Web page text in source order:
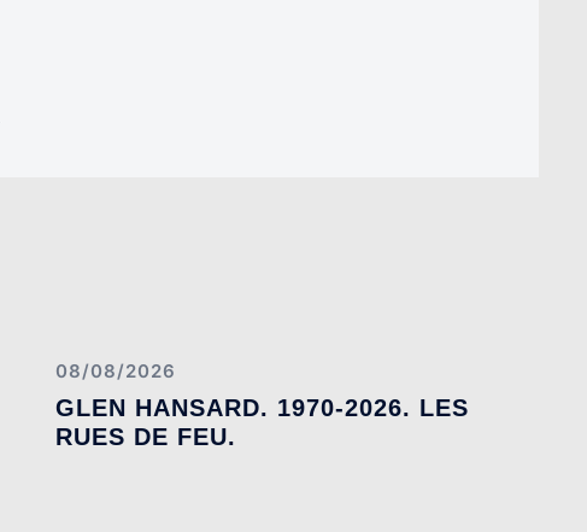
08/08/2026
GLEN HANSARD. 1970-2026. LES
RUES DE FEU.